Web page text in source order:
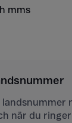
mms
landsnummer
när du ringer